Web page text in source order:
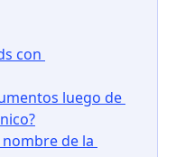
con
luego de
de la